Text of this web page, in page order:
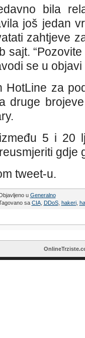
bila
još jedan
zahtjeve
sajt.
se u
HotLine za
druge
5 i 20
gdje
tweet-u.
u Generalno
sa CIA, DDoS, hakeri,